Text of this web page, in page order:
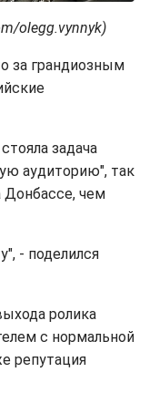
olegg.vynnyk)
за грандиозным
задача
аудиторию", так
Донбассе, чем
- поделился
ролика
с нормальной
репутация